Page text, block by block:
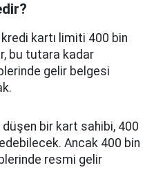
kartı limiti 400 bin
bu tutara kadar
gelir belgesi
bir kart sahibi, 400
Ancak 400 bin
resmi gelir